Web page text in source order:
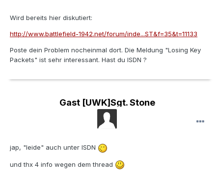
Wird bereits hier diskutiert:
http://www.battlefield-1942.net/forum/inde...ST&f=35&t=11133
Poste dein Problem nocheinmal dort. Die Meldung "Losing Key
Packets" ist sehr interessant. Hast du ISDN ?
Gast [UWK]Sgt. Stone
jap, "leide" auch unter ISDN
und thx 4 info wegen dem thread